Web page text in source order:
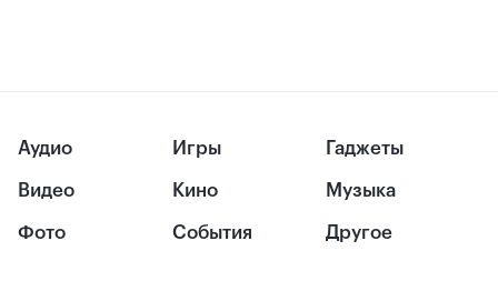
Аудио
Видео
Фото
Игры
Кино
События
Гаджеты
Музыка
Другое